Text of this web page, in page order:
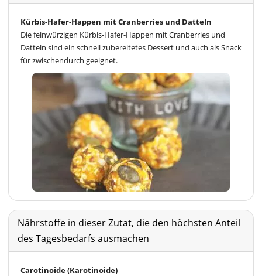
Kürbis-Hafer-Happen mit Cranberries und Datteln
Die feinwürzigen Kürbis-Hafer-Happen mit Cranberries und
Datteln sind ein schnell zubereitetes Dessert und auch als Snack
für zwischendurch geeignet.
Nährstoffe in dieser Zutat, die den höchsten Anteil
des Tagesbedarfs ausmachen
Carotinoide (Karotinoide)